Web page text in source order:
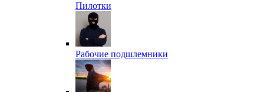
Пилотки
Рабочие подшлемники